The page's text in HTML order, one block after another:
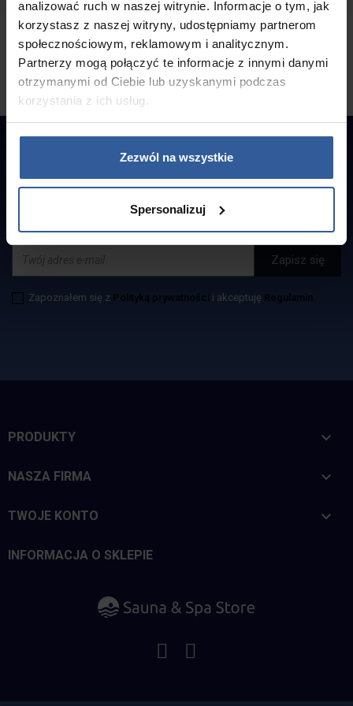
analizować ruch w naszej witrynie. Informacje o tym, jak
korzystasz z naszej witryny, udostępniamy partnerom
społecznościowym, reklamowym i analitycznym.
Partnerzy mogą połączyć te informacje z innymi danymi
otrzymanymi od Ciebie lub uzyskanymi podczas
korzystania z ich usług.
Zezwól na wszystkie
Spersonalizuj
wannę to kilka miesięcy ale warto poczekać.
Najlepiej kąpać się po zmroku, wtedy
różnokolorowe oświetlenie wanny jak i fontann
zwala z nóg.
ZAPISZ SIĘ DO
NEWSLETTERA
Zapoznałem się z Polityką prywatności i akceptuję Regulamin
PRODUKTY 
NASZA FIRMA 
TWOJE KONTO 
INFORMACJA O SKLEPIE